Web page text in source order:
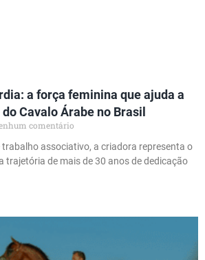
a força feminina que ajuda a
Cavalo Árabe no Brasil
comentário
trabalho associativo, a criadora representa o
trajetória de mais de 30 anos de dedicação